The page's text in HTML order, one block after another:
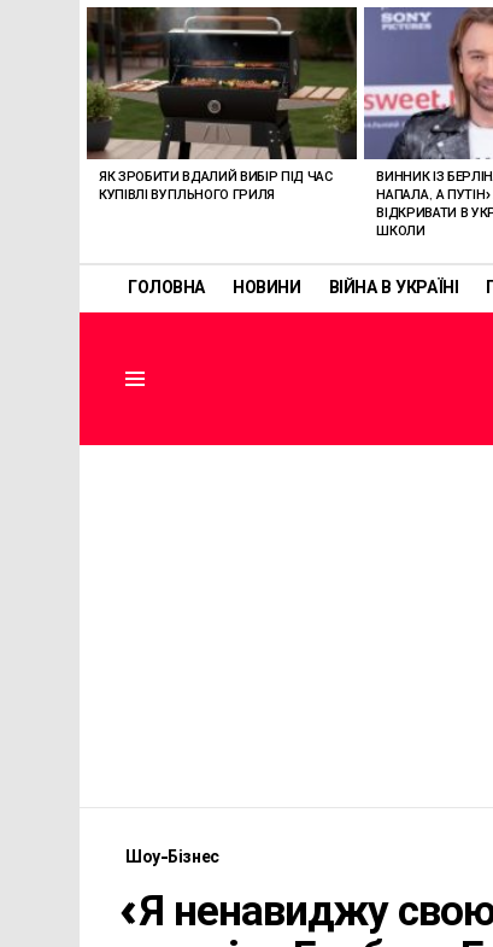
ГОЛОВНА НОВИНИ ВІЙНА В УКРАЇНІ
СТАТТІ
ЯК ЗРОБИТИ ВДАЛИЙ ВИБІР ПІД ЧАС
КУПІВЛІ ВУГІЛЬНОГО ГРИЛЯ
ВИННИК ІЗ
НАПАЛА, А
ВІДКРИВАТИ В
ШКОЛИ
Шоу-Бізнес
«Я ненавиджу